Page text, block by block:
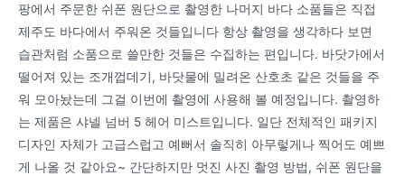
팡에서 주문한 쉬폰 원단으로 촬영한 나머지 바다 소품들은 직접
제주도 바다에서 주워온 것들입니다 항상 촬영을 생각하다 보면
습관처럼 소품으로 쓸만한 것들은 수집하는 편입니다. 바닷가에서
떨어져 있는 조개껍데기, 바닷물에 밀려온 산호초 같은 것들을 주
워 모아놨는데 그걸 이번에 촬영에 사용해 볼 예정입니다. 촬영하
는 제품은 샤넬 넘버 5 헤어 미스트입니다. 일단 전체적인 패키지
디자인 자체가 고급스럽고 예뻐서 솔직히 아무렇게나 찍어도 예쁘
게 나올 것 같아요~ 간단하지만 멋진 사진 촬영 방법, 쉬폰 원단을